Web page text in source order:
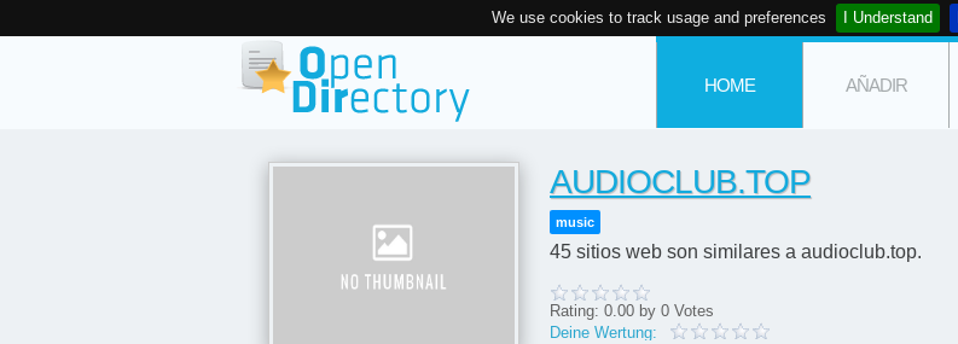
We use cookies to track usage and preferences I Understand
HOME AÑADIR
AUDIOCLUB.TOP
music
45 sitios web son similares a audioclub.top.
Rating: 0.00 by 0 Votes
Deine Wertung: